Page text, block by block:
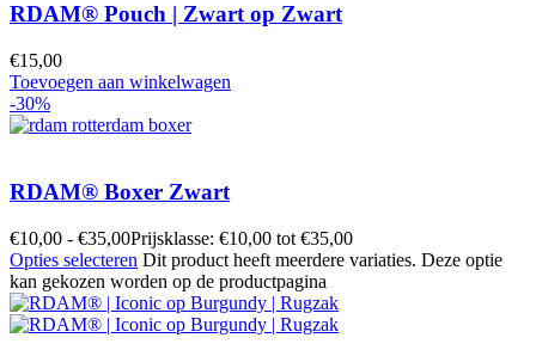
RDAM® Pouch | Zwart op Zwart
€15,00
Toevoegen aan winkelwagen
-30%
RDAM® Boxer Zwart
€10,00 - €35,00Prijsklasse: €10,00 tot €35,00
Opties selecteren Dit product heeft meerdere variaties. Deze optie
kan gekozen worden op de productpagina